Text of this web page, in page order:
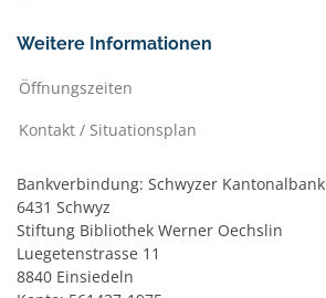
Weitere Informationen
Öffnungszeiten
Kontakt / Situationsplan
Bankverbindung: Schwyzer Kantonalbank
6431 Schwyz
Stiftung Bibliothek Werner Oechslin
Luegetenstrasse 11
8840 Einsiedeln